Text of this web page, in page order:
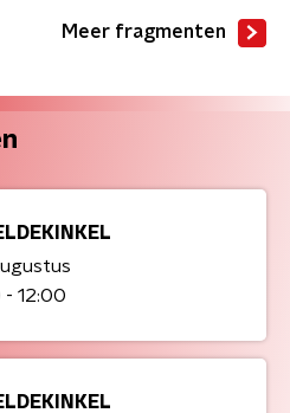
Meer fragmenten
12:00